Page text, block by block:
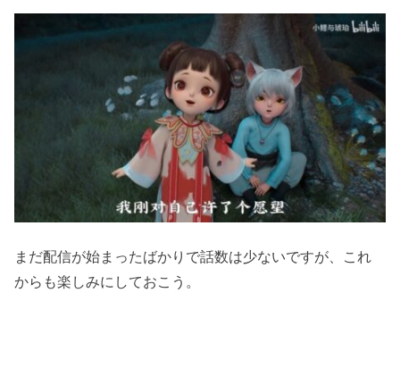
まだ配信が始まったばかりで話数は少ないですが、これ
からも楽しみにしておこう。